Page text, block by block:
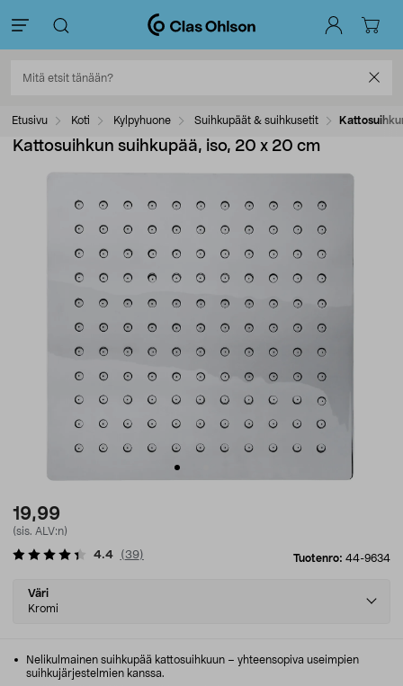
Etusivu Koti Kylpyhuone Suihkupäät & suihkusetit
Kattosuihkun suihkupää, iso, 20 x 20 cm
19,99
(sis. ALV:n)
Tuotenro: 44-9634
4.4 (39)
Select
variant
Väri
Kromi
Nelikulmainen suihkupää kattosuihkuun – yhteensopiva useimpien
suihkujärjestelmien kanssa.